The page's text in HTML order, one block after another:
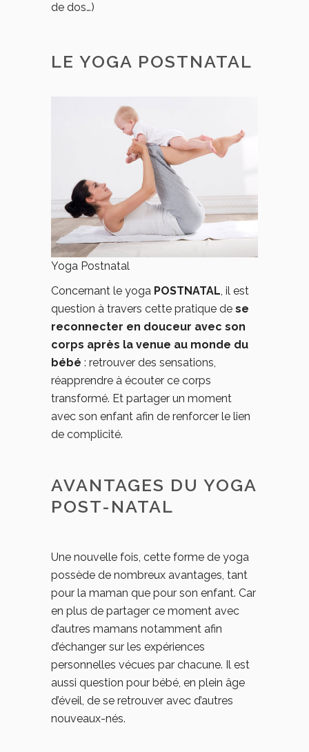
de dos…)
LE YOGA POSTNATAL
Yoga Postnatal
Concernant le yoga POSTNATAL, il est
question à travers cette pratique de se
reconnecter en douceur avec son
corps après la venue au monde du
bébé : retrouver des sensations,
réapprendre à écouter ce corps
transformé. Et partager un moment
avec son enfant afin de renforcer le lien
de complicité.
AVANTAGES DU YOGA
POST-NATAL
Une nouvelle fois, cette forme de yoga
possède de nombreux avantages, tant
pour la maman que pour son enfant. Car
en plus de partager ce moment avec
d’autres mamans notamment afin
d’échanger sur les expériences
personnelles vécues par chacune. Il est
aussi question pour bébé, en plein âge
d’éveil, de se retrouver avec d’autres
nouveaux-nés.